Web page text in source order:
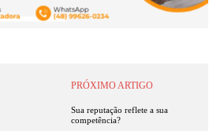
PRÓXIMO ARTIGO
Sua reputação reflete a sua
competência?